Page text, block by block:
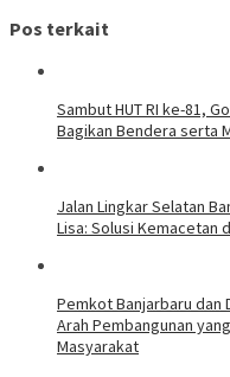
Pos terkait
Sambut HUT RI ke-81,
Bagikan Bendera serta
Jalan Lingkar Selatan
Lisa: Solusi Kemacetan
Pemkot Banjarbaru dan
Arah Pembangunan
Masyarakat